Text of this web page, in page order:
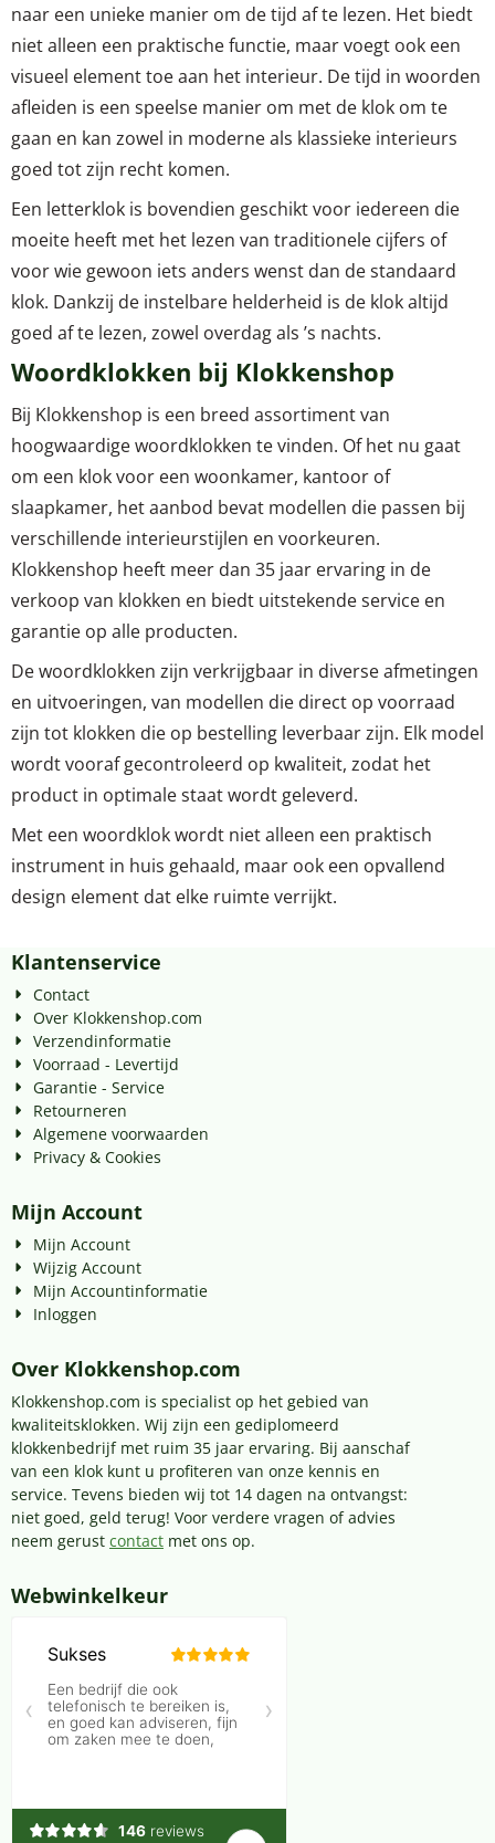
naar een unieke manier om de tijd af te lezen. Het biedt
niet alleen een praktische functie, maar voegt ook een
visueel element toe aan het interieur. De tijd in woorden
afleiden is een speelse manier om met de klok om te
gaan en kan zowel in moderne als klassieke interieurs
goed tot zijn recht komen.
Een letterklok is bovendien geschikt voor iedereen die
moeite heeft met het lezen van traditionele cijfers of
voor wie gewoon iets anders wenst dan de standaard
klok. Dankzij de instelbare helderheid is de klok altijd
goed af te lezen, zowel overdag als ’s nachts.
Woordklokken bij Klokkenshop
Bij Klokkenshop is een breed assortiment van
hoogwaardige woordklokken te vinden. Of het nu gaat
om een klok voor een woonkamer, kantoor of
slaapkamer, het aanbod bevat modellen die passen bij
verschillende interieurstijlen en voorkeuren.
Klokkenshop heeft meer dan 35 jaar ervaring in de
verkoop van klokken en biedt uitstekende service en
garantie op alle producten.
De woordklokken zijn verkrijgbaar in diverse afmetingen
en uitvoeringen, van modellen die direct op voorraad
zijn tot klokken die op bestelling leverbaar zijn. Elk model
wordt vooraf gecontroleerd op kwaliteit, zodat het
product in optimale staat wordt geleverd.
Met een woordklok wordt niet alleen een praktisch
instrument in huis gehaald, maar ook een opvallend
design element dat elke ruimte verrijkt.
Klantenservice
Contact
Over Klokkenshop.com
Verzendinformatie
Voorraad - Levertijd
Garantie - Service
Retourneren
Algemene voorwaarden
Privacy & Cookies
Mijn Account
Mijn Account
Wijzig Account
Mijn Accountinformatie
Inloggen
Over Klokkenshop.com
Klokkenshop.com is specialist op het gebied van
kwaliteitsklokken. Wij zijn een gediplomeerd
klokkenbedrijf met ruim 35 jaar ervaring. Bij aanschaf
van een klok kunt u profiteren van onze kennis en
service. Tevens bieden wij tot 14 dagen na ontvangst:
niet goed, geld terug! Voor verdere vragen of advies
neem gerust contact met ons op.
Webwinkelkeur